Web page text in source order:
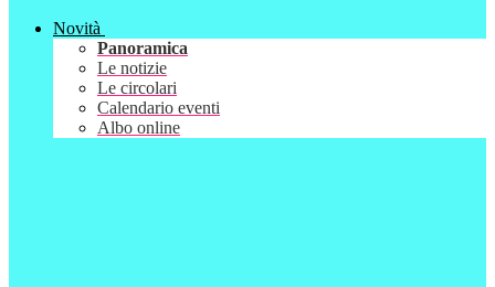
Novità
Panoramica
Le notizie
Le circolari
Calendario eventi
Albo online